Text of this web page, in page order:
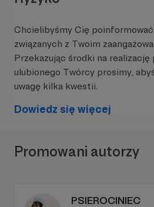
utrzymanie serwerów,
nagrywania, montażysta nie
Stąd ten Patronite, dzięki
nadzieję móc realizować
projekty.
Chcielibyśmy Cię
związanych z Twoim
Przekazując środki na realizację
ulubionego Twórcy prosimy,
uwagę kilka kwestii.
Dowiedz się więcej
Promowani autorzy
PSIEROCINIEC